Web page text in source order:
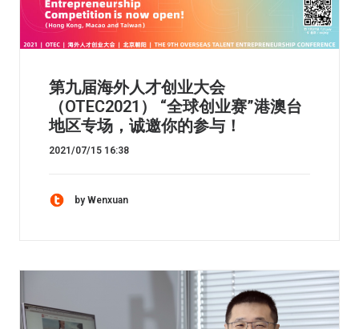
第九届海外人才创业大会
（OTEC2021） “全球创业赛”港澳台
地区专场，诚邀你的参与！
2021/07/15 16:38
by Wenxuan